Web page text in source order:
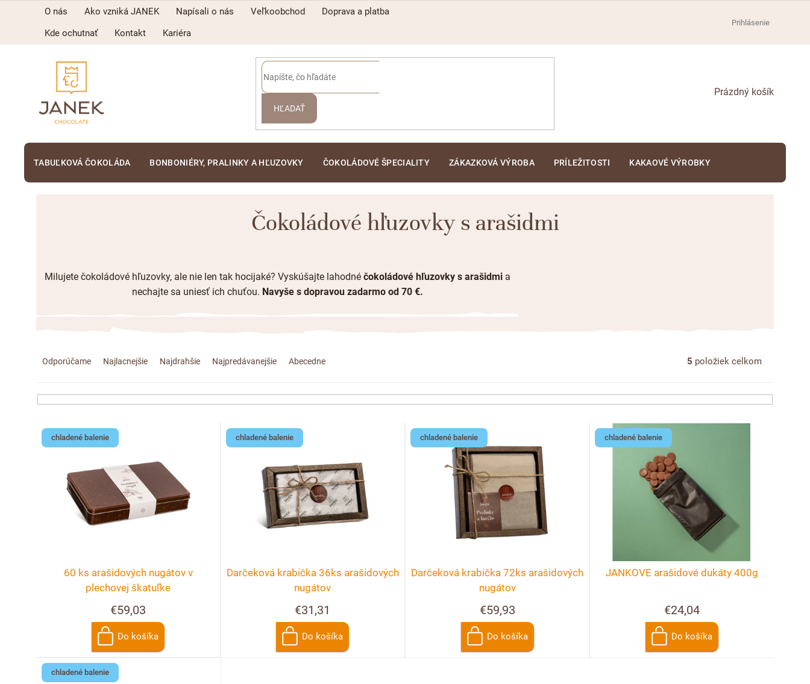
O nás Ako vzniká JANEK Napísali o nás Veľkoobchod
Doprava a platba
Kde ochutnať
Kontakt Kariéra
Prihlásenie
HĽADAŤ
NÁKUPNÝ
TABUĽKOVÁ ČOKOLÁDA BONBONIÉRY, PRALINKY A HĽUZOVKY ČOKOLÁDOVÉ ŠPECIALITY ZÁKAZKOVÁ VÝROBA PRÍLEŽITOSTI KAKAOVÉ VÝROBKY
Čokoládové hľuzovky s arašidmi
Milujete čokoládové hľuzovky, ale nie len tak hocijaké? Vyskúšajte lahodné čokoládové hľuzovky s arašidmia
nechajte sa uniesť ich chuťou. Navyše s dopravou zadarmo od 70 €.
R
a
d
e
k
Odporúčame Najlacnejšie Najdrahšie Najpredávanejšie Abecedne 5 položiek celkom
V
u
chladené balenie
60 ks arašidových nugátov v
plechovej škatuľke
€59,03
Do košíka
chladené balenie
Darčeková krabička 36ks arašidových
nugátov
€31,31
Do košíka
chladené balenie
Darčeková krabička 72ks arašidových
nugátov
€59,93
Do košíka
chladené balenie
JANKOVE arašidové dukáty 400g
€24,04
Do košíka
chladené balenie